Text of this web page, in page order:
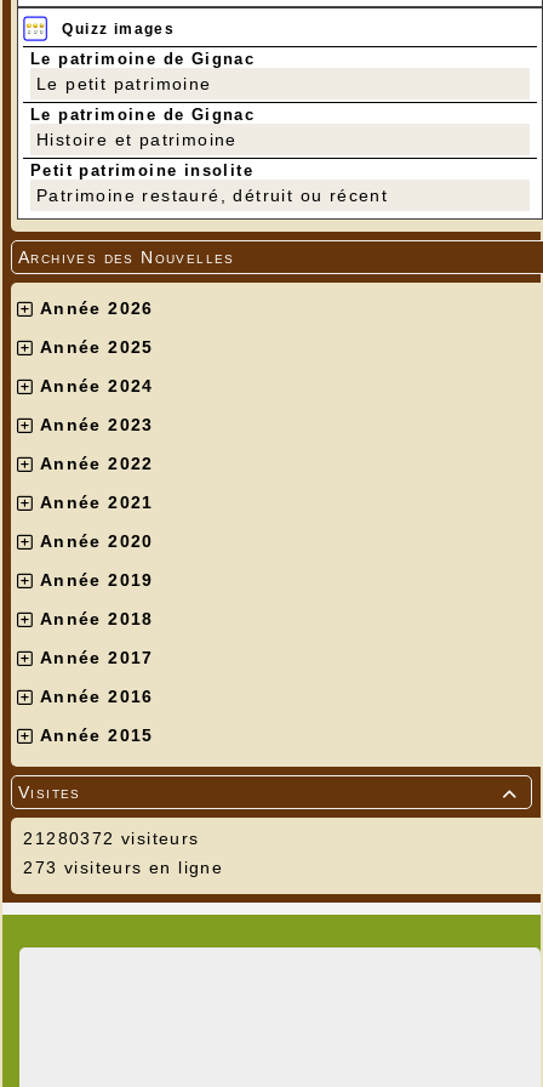
Quizz images
Le patrimoine de Gignac
Le petit patrimoine
Le patrimoine de Gignac
Histoire et patrimoine
Petit patrimoine insolite
Patrimoine restauré, détruit ou récent
Archives des Nouvelles
Année 2026
Année 2025
Année 2024
Année 2023
Année 2022
Année 2021
Année 2020
Année 2019
Année 2018
Année 2017
Année 2016
Année 2015

Visites
21280372 visiteurs
273 visiteurs en ligne